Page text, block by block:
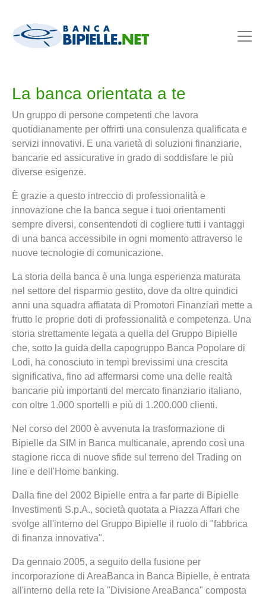
La banca orientata a te
Un gruppo di persone competenti che lavora
quotidianamente per offrirti una consulenza qualificata e
servizi innovativi. E una varietà di soluzioni finanziarie,
bancarie ed assicurative in grado di soddisfare le più
diverse esigenze.
È grazie a questo intreccio di professionalità e
innovazione che la banca segue i tuoi orientamenti
sempre diversi, consentendoti di cogliere tutti i vantaggi
di una banca accessibile in ogni momento attraverso le
nuove tecnologie di comunicazione.
La storia della banca è una lunga esperienza maturata
nel settore del risparmio gestito, dove da oltre quindici
anni una squadra affiatata di Promotori Finanziari mette a
frutto le proprie doti di professionalità e competenza. Una
storia strettamente legata a quella del Gruppo Bipielle
che, sotto la guida della capogruppo Banca Popolare di
Lodi, ha conosciuto in tempi brevissimi una crescita
significativa, fino ad affermarsi come una delle realtà
bancarie più importanti del mercato finanziario italiano,
con oltre 1.000 sportelli e più di 1.200.000 clienti.
Nel corso del 2000 è avvenuta la trasformazione di
Bipielle da SIM in Banca multicanale, aprendo così una
stagione ricca di nuove sfide sul terreno del Trading on
line e dell'Home banking.
Dalla fine del 2002 Bipielle entra a far parte di Bipielle
Investimenti S.p.A., società quotata a Piazza Affari che
svolge all'interno del Gruppo Bipielle il ruolo di "fabbrica
di finanza innovativa".
Da gennaio 2005, a seguito della fusione per
incorporazione di AreaBanca in Banca Bipielle, è entrata
all'interno della rete la "Divisione AreaBanca" composta